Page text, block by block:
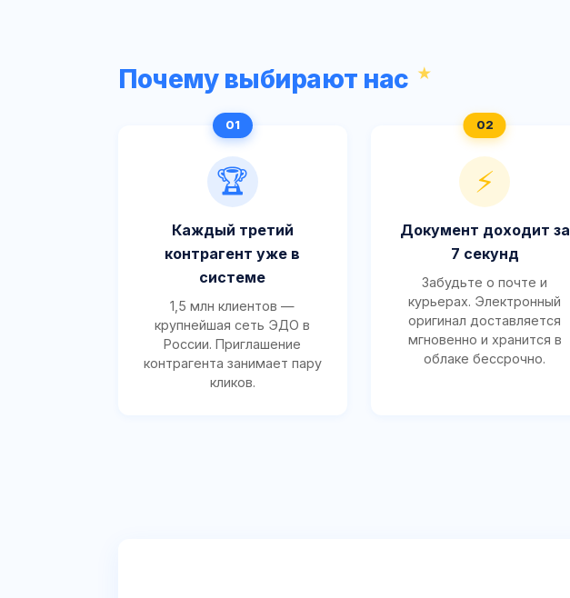
Почему выбирают нас
🏆
Каждый третий
контрагент уже в
системе
1,5 млн клиентов —
крупнейшая сеть ЭДО в
России. Приглашение
контрагента занимает пару
кликов.
⚡
Документ доходит за
7 секунд
Забудьте о почте и
курьерах. Электронный
оригинал доставляется
мгновенно и хранится в
облаке бессрочно.